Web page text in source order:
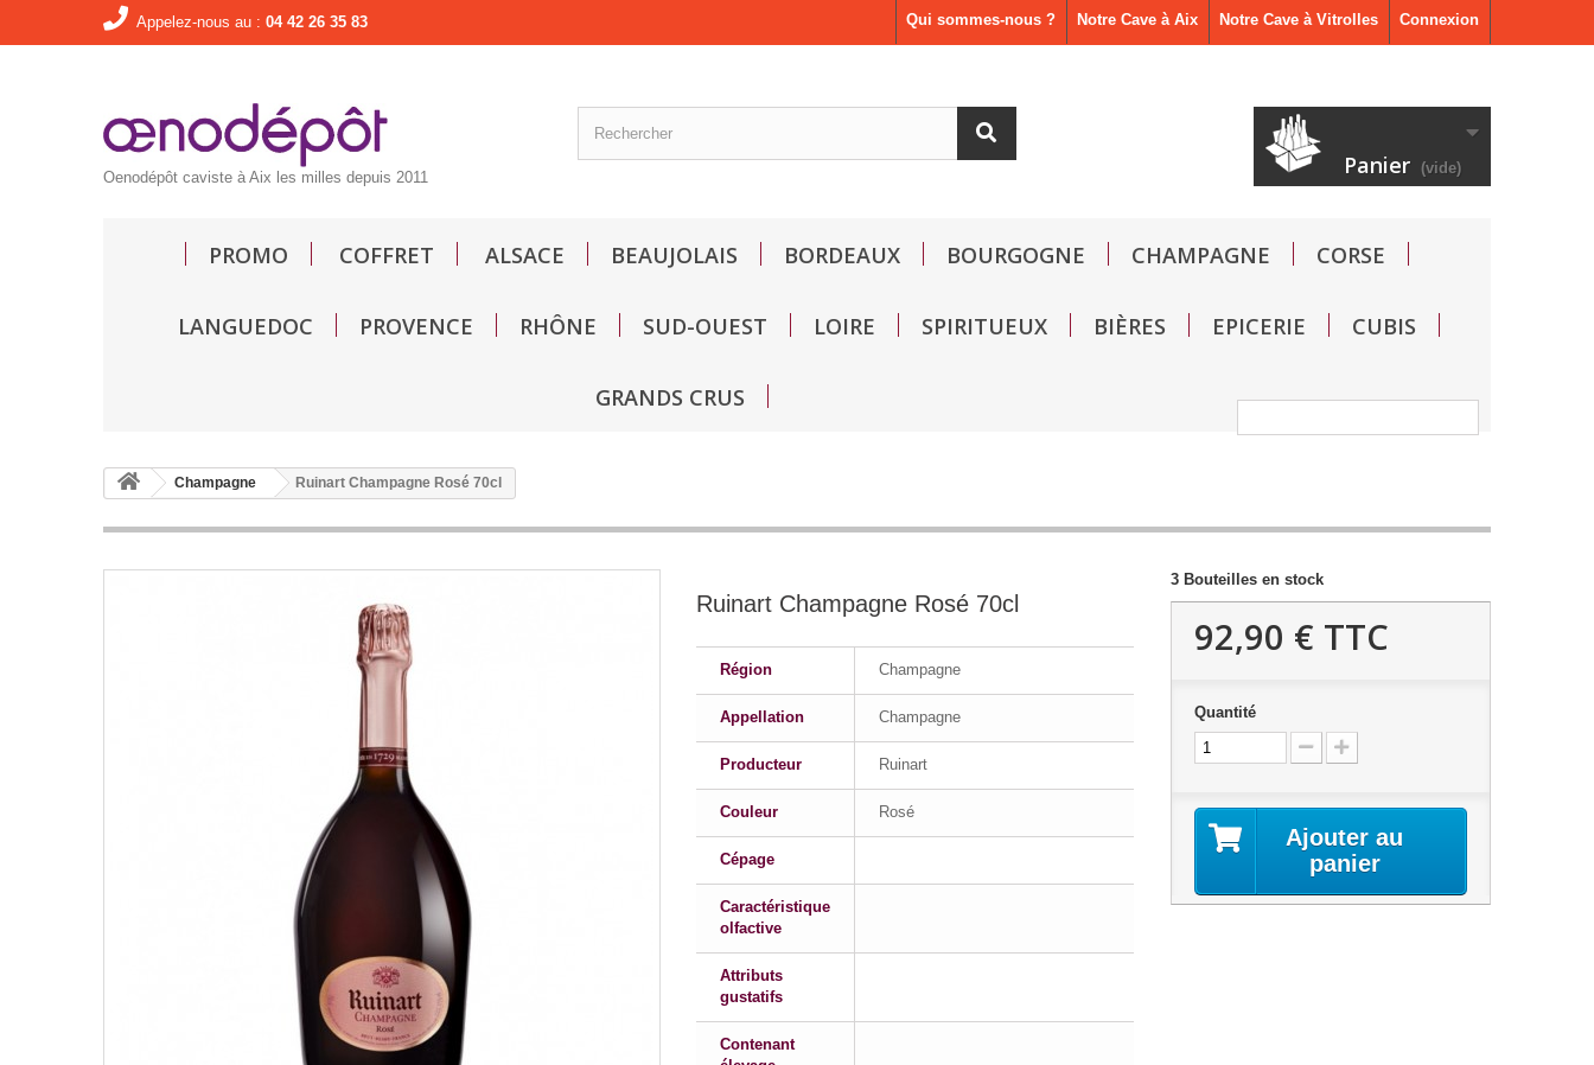
Connexion
Notre Cave à Vitrolles
Notre Cave à Aix
Qui sommes-nous ?
Appelez-nous au : 04 42 26 35 83
Oenodépôt caviste à Aix les milles depuis 2011 Panier (vide)
PROMO COFFRET ALSACE BEAUJOLAIS BORDEAUX BOURGOGNE CHAMPAGNE CORSE
LANGUEDOC PROVENCE RHÔNE SUD-OUEST LOIRE SPIRITUEUX BIÈRES EPICERIE CUBIS
GRANDS CRUS
Champagne Ruinart Champagne Rosé 70cl
Ruinart Champagne Rosé 70cl
Région Champagne
Appellation Champagne
Producteur Ruinart
Couleur Rosé
Cépage
Caractéristique
olfactive
Attributs
gustatifs
Contenant
3 Bouteilles en stock
92,90 € TTC
Quantité
Ajouter au
panier